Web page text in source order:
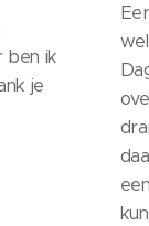
ben ik
je